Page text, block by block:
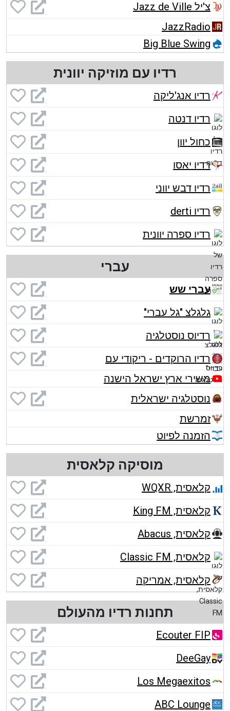
צ'יל Jazz de Ville
JazzRadio
Big Blue Swing
רדיו עם מוזיקה יוונית
רדיו אנג'ליקה
רדיו דנטה
כחול יוון
רדיו יאסו
רדיו דבש יווני
רדיו derti
רדיו ספרה יוונית
עברי
עברי שש
גלגלצ "גל עברי"
רדיוס נוסטלגיה
רדיו הרוקדים - ריקודי עם
משירי ארץ ישראל הישנה
נוסטלגיה ישראלית
זמרשת
הזמנה לפיוט
מוסיקה קלאסית
קלאסית, WQXR
קלאסית, King FM
קלאסית, Abacus
קלאסית, Classic FM
קלאסית, אמריקה
תחנות רדיו מהעולם
Ecouter FIP
DeeGay
Los Megaexitos
ABC Lounge